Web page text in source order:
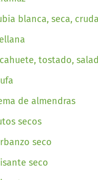
blanca, seca,
tostado,
de almendras
secos
seco
seco